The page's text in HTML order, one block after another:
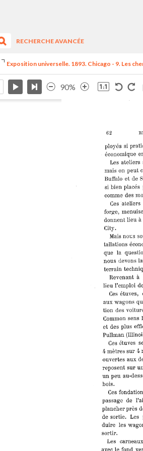
RECHERCHE AVANCÉE
Exposition universelle. 1893. Chicago - 9. Les
90%